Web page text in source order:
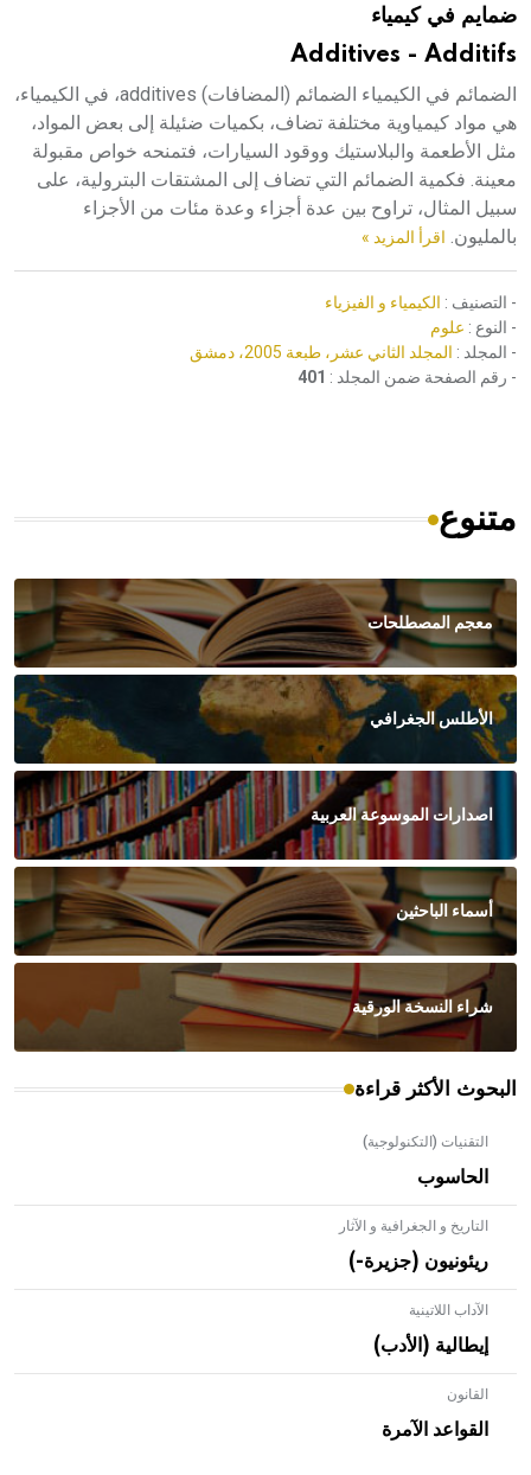
هيئة الموسوعة العربية تطلق موسوعات جديدة في عام 2026ضمايم في كيمياء
Additives - Additifs
الضمائم في الكيمياء الضمائم (المضافات) additives، في الكيمياء،
هي مواد كيمياوية مختلفة تضاف، بكميات ضئيلة إلى بعض المواد،
مثل الأطعمة والبلاستيك ووقود السيارات، فتمنحه خواص مقبولة
معينة. فكمية الضمائم التي تضاف إلى المشتقات البترولية، على
سبيل المثال، تراوح بين عدة أجزاء وعدة مئات من الأجزاء
بالمليون. اقرأ المزيد »
- التصنيف : الكيمياء و الفيزياء
- النوع : علوم
- المجلد : المجلد الثاني عشر، طبعة 2005، دمشق
- رقم الصفحة ضمن المجلد : 401
متنوع
معجم المصطلحات
الأطلس الجغرافي
اصدارات الموسوعة العربية
أسماء الباحثين
شراء النسخة الورقية
البحوث الأكثر قراءة
التقنيات (التكنولوجية)
الحاسوب
التاريخ و الجغرافية و الآثار
ريئونيون (جزيرة-)
الآداب اللاتينية
إيطالية (الأدب)
القانون
القواعد الآمرة
- هل تعلم أن الأبلق نوع من الفنون الهندسية التي ارتبطت
بالعمارة الإسلامية في بلاد الشام ومصر خاصة، حيث يحرص
المعمار على بناء مداميكه وخاصة في الواجهات